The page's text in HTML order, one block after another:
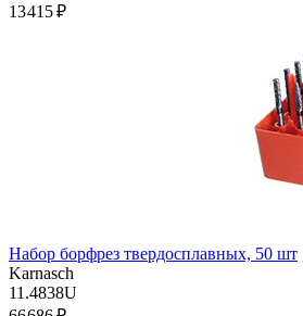
13 415 ₽
Набор борфрез твердосплавных, 50 шт
Karnasch
11.4838U